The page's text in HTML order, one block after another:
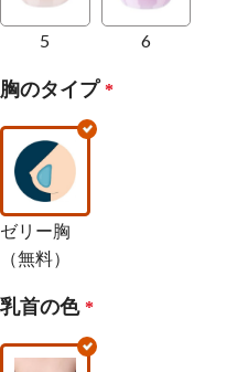
5 6
胸のタイプ *
ゼリー胸
（無料）
乳首の色 *